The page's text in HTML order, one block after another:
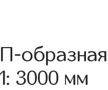
образная
3000 мм